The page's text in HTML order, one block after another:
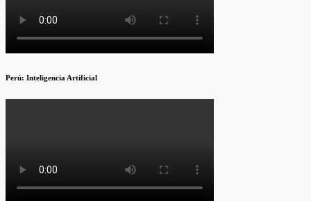
Perú: Inteligencia Artificial